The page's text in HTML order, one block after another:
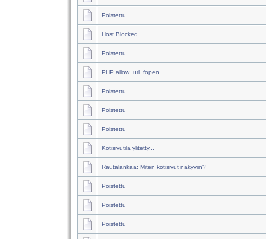
Poistettu
Host Blocked
Poistettu
PHP allow_url_fopen
Poistettu
Poistettu
Poistettu
Kotisivutila ylitetty...
Rautalankaa: Miten kotisivut näkyviin?
Poistettu
Poistettu
Poistettu